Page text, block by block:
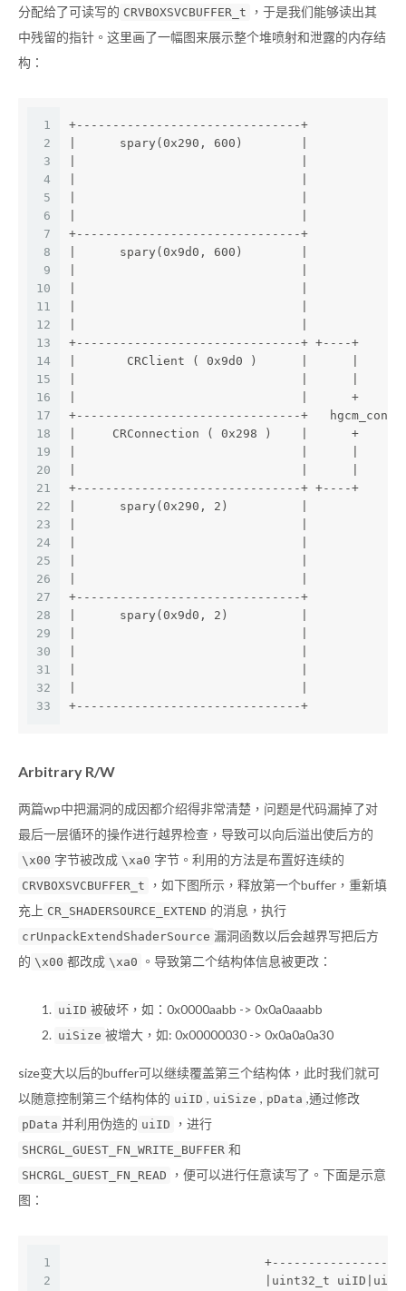
分配给了可读写的 CRVBOXSVCBUFFER_t
，于是我们能够读出其
中残留的指针。这里画了一幅图来展示整个堆喷射和泄露的内存结
构：
1
2
3
4
5
6
7
8
9
10
11
12
13
14
15
16
17
18
19
20
21
22
23
24
25
26
27
28
29
30
31
32
33
+-------------------------------+
|      spary(0x290, 600)        |
+-------------------------------+
|      spary(0x9d0, 600)        |
+-------------------------------+ +----+
|       CRClient ( 0x9d0 )      |
|                               |      +
+-------------------------------+
|     CRConnection ( 0x298 )    |
+-------------------------------+ +----+
|      spary(0x290, 2)          |
+-------------------------------+
|      spary(0x9d0, 2)          |
+-------------------------------+
Arbitrary R/W
两篇wp中把漏洞的成因都介绍得非常清楚，问题是代码漏掉了对
最后一层循环的操作进行越界检查，导致可以向后溢出使后方的
\x00 字节被改成 \xa0 字节。利用的方法是布置好连续的
CRVBOXSVCBUFFER_t
，如下图所示，释放第一个buffer，重新填
充上 CR_SHADERSOURCE_EXTEND 的消息，执行
crUnpackExtendShaderSource 漏洞函数以后会越界写把后方
的 \x00 都改成 \xa0 。导致第二个结构体信息被更改：
uiID 被破坏，如：0x0000aabb -> 0x0a0aaabb
uiSize 被增大，如: 0x00000030 -> 0x0a0a0a30
size变大以后的buffer可以继续覆盖第三个结构体，此时我们就可
以随意控制第三个结构体的 uiID , uiSize , pData ,通过修改
pData 并利用伪造的 uiID ，进行
SHCRGL_GUEST_FN_WRITE_BUFFER 和
SHCRGL_GUEST_FN_READ
，便可以进行任意读写了。下面是示意
图：
1
2
|uint32_t